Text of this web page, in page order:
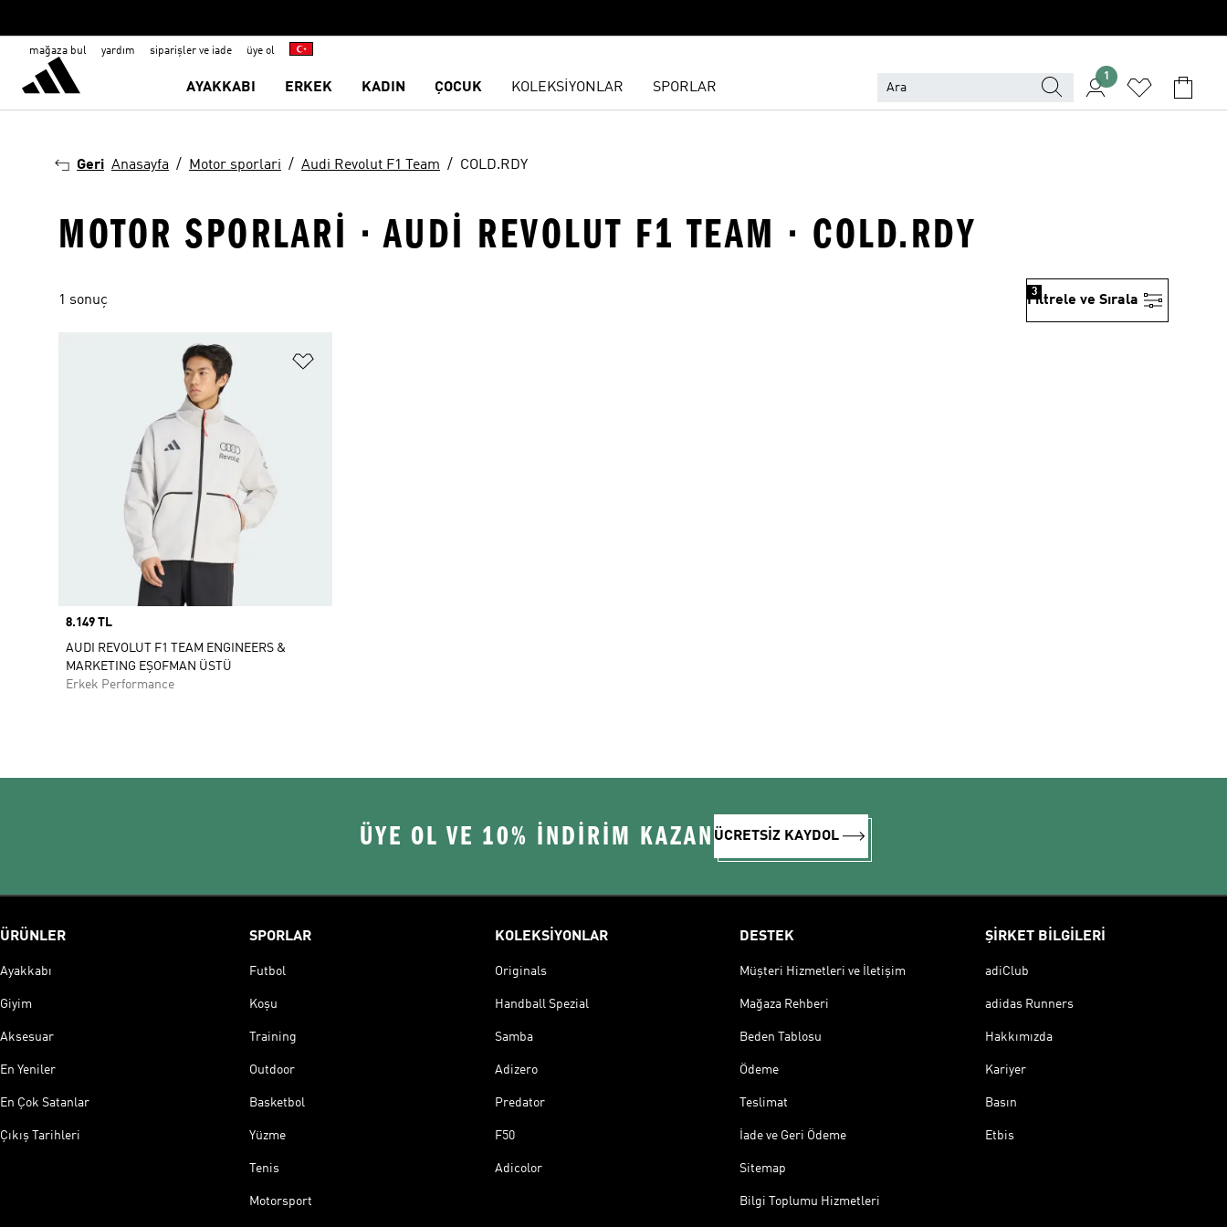
mağaza bul yardım siparişler ve iade üye ol
AYAKKABI ERKEK KADIN ÇOCUK KOLEKSİYONLAR SPORLAR
1
Geri Anasayfa Motor sporlari Audi Revolut F1 Team COLD.RDY
MOTOR SPORLARI · AUDI REVOLUT F1 TEAM · COLD.RDY
1 sonuç Filtrele ve Sırala
3
Price
8.149 TL
AUDI REVOLUT F1 TEAM ENGINEERS &
MARKETING EŞOFMAN ÜSTÜ
Erkek Performance
ÜYE OL VE 10% İNDİRİM KAZAN ÜCRETSİZ KAYDOL
ÜRÜNLER
Ayakkabı
Giyim
Aksesuar
En Yeniler
En Çok Satanlar
Çıkış Tarihleri
SPORLAR
Futbol
Koşu
Training
Outdoor
Basketbol
Yüzme
Tenis
Motorsport
KOLEKSİYONLAR
Originals
Handball Spezial
Samba
Adizero
Predator
F50
Adicolor
DESTEK
Müşteri Hizmetleri ve İletişim
Mağaza Rehberi
Beden Tablosu
Ödeme
Teslimat
İade ve Geri Ödeme
Sitemap
Bilgi Toplumu Hizmetleri
ŞİRKET BİLGİLERİ
adiClub
adidas Runners
Hakkımızda
Kariyer
Basın
Etbis